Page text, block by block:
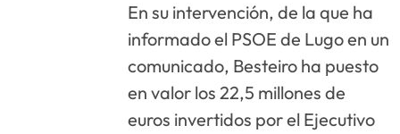
En su intervención, de la que ha
informado el PSOE de Lugo en un
comunicado, Besteiro ha puesto
en valor los 22,5 millones de
euros invertidos por el Ejecutivo